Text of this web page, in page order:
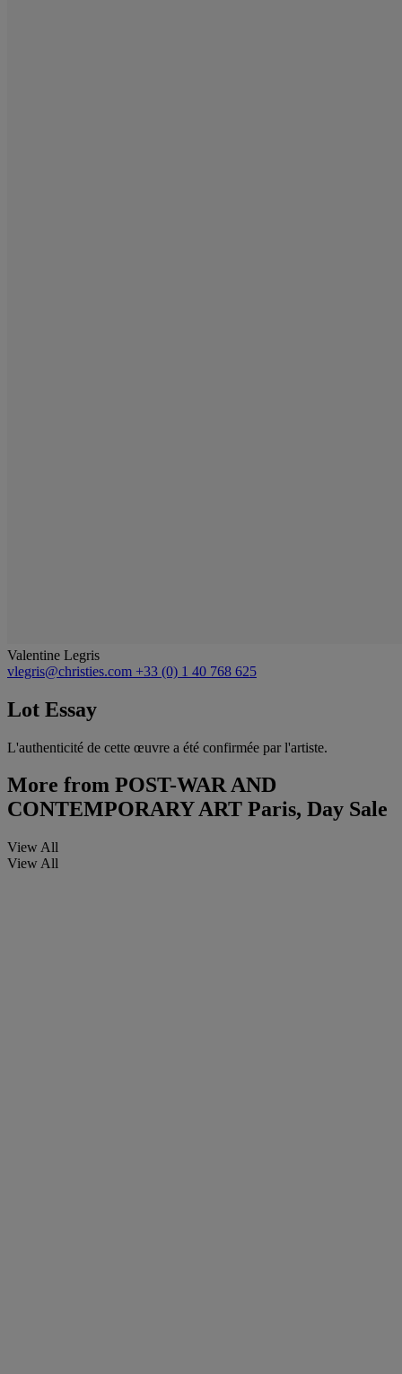
Valentine Legris
vlegris@christies.com +33 (0) 1 40 768 625
Lot Essay
L'authenticité de cette œuvre a été confirmée par l'artiste.
More from POST-WAR AND
CONTEMPORARY ART Paris, Day Sale
View All
View All